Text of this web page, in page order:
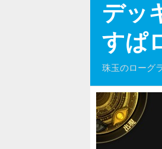
デッ
すぱ
珠玉のローグ